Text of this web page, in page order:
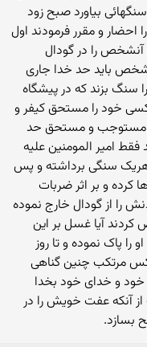
بیاورد صبح زود
احضار و مقرر فرمودند اول
آنشخص را در گودال
شخص باید حد خدا جاری
سنگ بزند که در پیشگاه
خود را مستحق کیفر و
مستوجب و مستحق حد
امیر المومنین علیه
سنگی برداشته و پس
کرده و بر اثر ضربات
را از گودال خارج نموده
کردند آیا غسل بر این
پاک نموده و تا روز
مرتکب چنین گناهی
خود و خدای خود بخدا
آنکه عفت خویش را در
بسازد.